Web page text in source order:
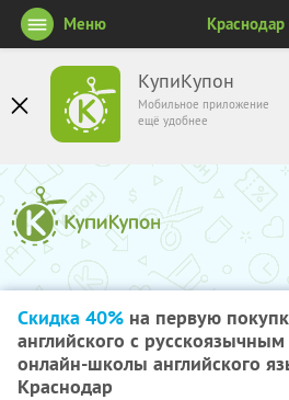
КупиКупон
Мобильное приложение
ещё удобнее
Меню Краснодар
Скидка 40% на первую
английского с
онлайн-школы английского
Краснодар